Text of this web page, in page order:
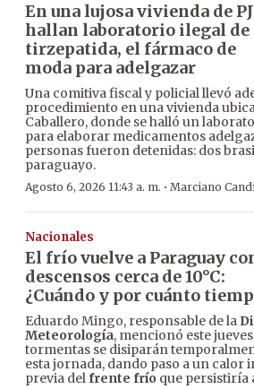
En una lujosa vivienda de
hallan laboratorio ilegal de
tirzepatida, el fármaco de
moda para adelgazar
Una comitiva fiscal y policial llevó
procedimiento en una vivienda
Caballero, donde se halló un
para elaborar medicamentos
personas fueron detenidas: dos
paraguayo.
Agosto 6, 2026 11:43 a. m. · Marciano
Nacionales
El frío vuelve a Paraguay
descensos cerca de 10°C:
¿Cuándo y por cuánto
Eduardo Mingo, responsable de la
Meteorología, mencionó este
tormentas se disiparán
esta jornada, dando paso a un calor
previa delfrente frío que persistiría